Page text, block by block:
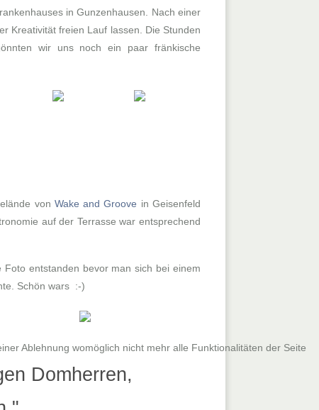
in Gunzenhausen. Nach einer
Kreativität freien Lauf lassen. Die Stunden
wir uns noch ein paar fränkische
von Wake and Groove in Geisenfeld
auf der Terrasse war entsprechend
entstanden bevor man sich bei einem
Schön wars :-)
Domherren,
Ablehnung womöglich nicht mehr alle Funktionalitäten der Seite